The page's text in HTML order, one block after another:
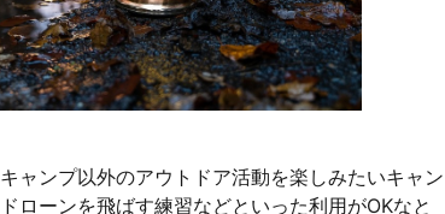
ャンプ以外のアウトドア活動を楽しみたいキャン
ローンを飛ばす練習などといった利用がOKなと